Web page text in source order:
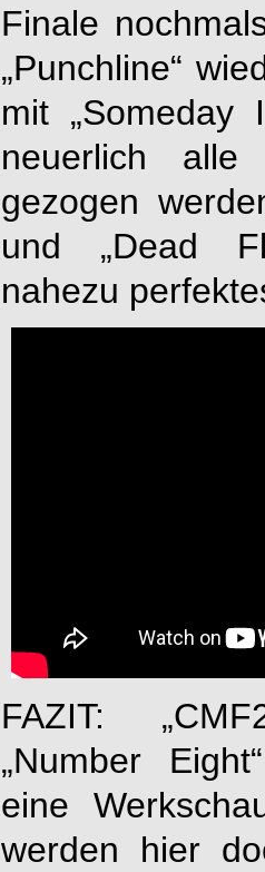
Finale
„Punchline“
mit „Someday
neuerlich alle
gezogen
und „Dead
nahezu
FAZIT:
„Number
eine
werden hier